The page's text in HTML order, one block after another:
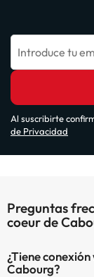
Introduce tu
Al suscribirte
de Privacidad
Preguntas
coeur de
¿Tiene
Cabourg?